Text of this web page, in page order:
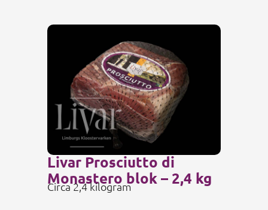
Livar Prosciutto di
Monastero blok – 2,4 kg
Circa 2,4 kilogram